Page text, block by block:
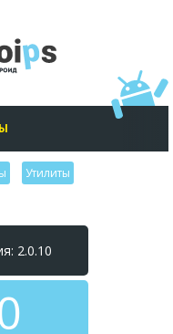
Утилиты
2.0.10